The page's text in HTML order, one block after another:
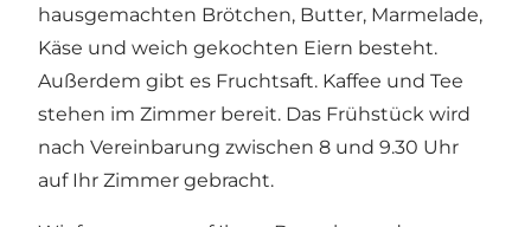
hausgemachten Brötchen, Butter, Marmelade,
Käse und weich gekochten Eiern besteht.
Außerdem gibt es Fruchtsaft. Kaffee und Tee
stehen im Zimmer bereit. Das Frühstück wird
nach Vereinbarung zwischen 8 und 9.30 Uhr
auf Ihr Zimmer gebracht.